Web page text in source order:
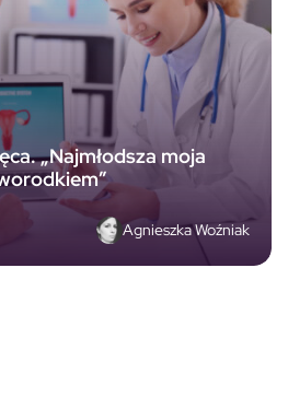
„Najmłodsza moja
Agnieszka Woźniak